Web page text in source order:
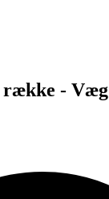
række - Væg